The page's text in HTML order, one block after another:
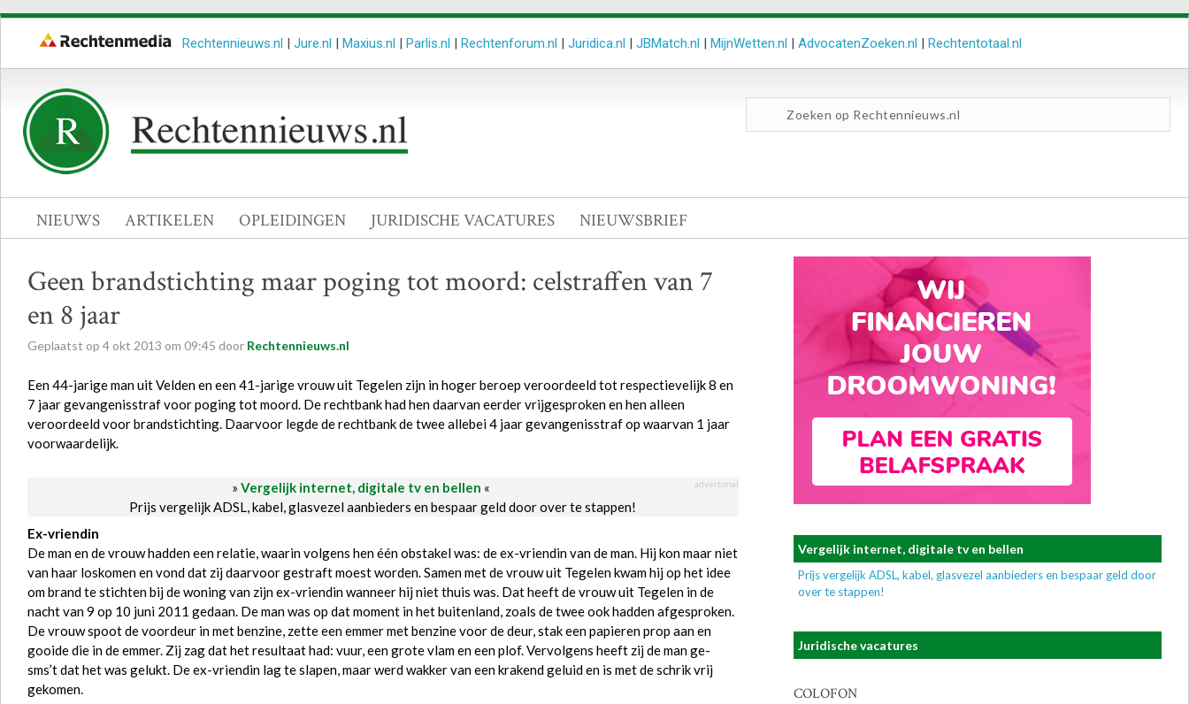
Rechtennieuws.nl | Jure.nl | Maxius.nl | Parlis.nl | Rechtenforum.nl | Juridica.nl | JBMatch.nl | MijnWetten.nl | AdvocatenZoeken.nl | Rechtentotaal.nl
NIEUWS ARTIKELEN OPLEIDINGEN JURIDISCHE VACATURES NIEUWSBRIEF
Geen brandstichting maar poging tot moord: celstraffen van 7
en 8 jaar
Geplaatst op 4 okt 2013 om 09:45 door Rechtennieuws.nl
Een 44-jarige man uit Velden en een 41-jarige vrouw uit Tegelen zijn in hoger beroep veroordeeld tot respectievelijk 8 en
7 jaar gevangenisstraf voor poging tot moord. De rechtbank had hen daarvan eerder vrijgesproken en hen alleen
veroordeeld voor brandstichting. Daarvoor legde de rechtbank de twee allebei 4 jaar gevangenisstraf op waarvan 1 jaar
voorwaardelijk.
» Vergelijk internet, digitale tv en bellen « advertorial
Prijs vergelijk ADSL, kabel, glasvezel aanbieders en bespaar geld door over te stappen!
Ex-vriendin
De man en de vrouw hadden een relatie, waarin volgens hen één obstakel was: de ex-vriendin van de man. Hij kon maar niet
van haar loskomen en vond dat zij daarvoor gestraft moest worden. Samen met de vrouw uit Tegelen kwam hij op het idee
om brand te stichten bij de woning van zijn ex-vriendin wanneer hij niet thuis was. Dat heeft de vrouw uit Tegelen in de
nacht van 9 op 10 juni 2011 gedaan. De man was op dat moment in het buitenland, zoals de twee ook hadden afgesproken.
De vrouw spoot de voordeur in met benzine, zette een emmer met benzine voor de deur, stak een papieren prop aan en
gooide die in de emmer. Zij zag dat het resultaat had: vuur, een grote vlam en een plof. Vervolgens heeft zij de man ge-
sms’t dat het was gelukt. De ex-vriendin lag te slapen, maar werd wakker van een krakend geluid en is met de schrik vrij
gekomen.
Vergelijk internet, digitale tv en bellen
Prijs vergelijk ADSL, kabel, glasvezel aanbieders en bespaar geld door
over te stappen!
Juridische vacatures
COLOFON